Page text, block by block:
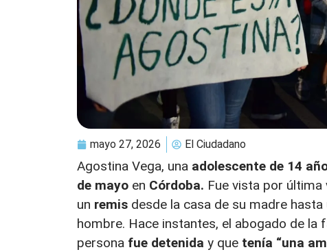
mayo 27, 2026 El Ciudadano
Agostina Vega, una adolescente de 14
de mayo en Córdoba. Fue vista por
un remis desde la casa de su madre
hombre. Hace instantes, el abogado de la
persona fue detenida y que tenía “una